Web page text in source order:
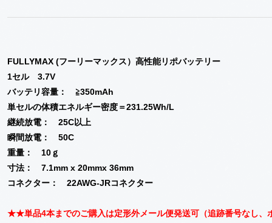
FULLYMAX (フーリーマックス）高性能リポバッテリー
1セル 3.7V
バッテリ容量： ≧350mAh
単セルの体積エネルギー密度＝231.25Wh/L
継続放電： 25C以上
瞬間放電： 50C
重量： 10ｇ
寸法： 7.1mm x 20mmx 36mm
コネクター： 22AWG-JRコネクター
★★単品4本までのご購入は定形外メール便発送可（追跡番号なし、